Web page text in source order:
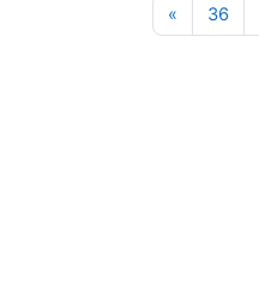
36 עמוד 36
»